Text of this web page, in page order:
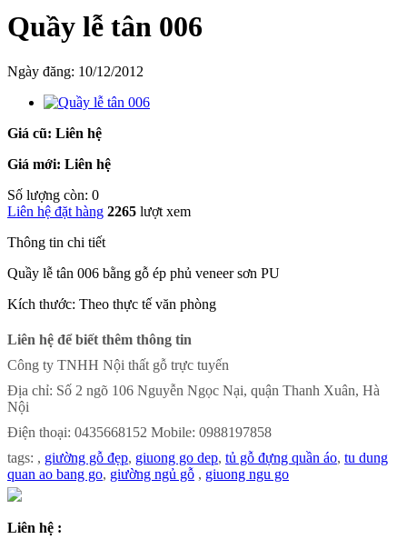
Quầy lễ tân 006
Ngày đăng: 10/12/2012
Giá cũ: Liên hệ
Giá mới: Liên hệ
Số lượng còn: 0
Liên hệ đặt hàng 2265 lượt xem
Thông tin chi tiết
Quầy lễ tân 006 bằng gỗ ép phủ veneer sơn PU
Kích thước: Theo thực tế văn phòng
Liên hệ để biết thêm thông tin
Công ty TNHH Nội thất gỗ trực tuyến
Địa chỉ: Số 2 ngõ 106 Nguyễn Ngọc Nại, quận Thanh Xuân, Hà
Nội
Điện thoại: 0435668152 Mobile: 0988197858
tags: , giường gỗ đẹp, giuong go dep, tủ gỗ đựng quần áo, tu dung
quan ao bang go, giường ngủ gỗ , giuong ngu go
Liên hệ :